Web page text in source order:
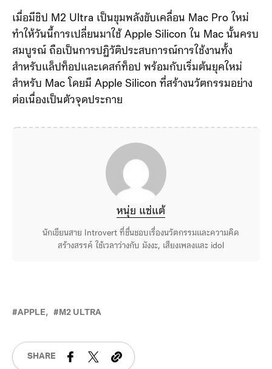
เมื่อมีชิป M2 Ultra เป็นขุมพลังขับเคลื่อน Mac Pro ใหม่
ทำให้วันนี้การเปลี่ยนมาใช้ Apple Silicon ใน Mac นั้นครบ
สมบูรณ์ ถือเป็นการปฏิวัติประสบการณ์การใช้งานทั้ง
สำหรับแล็ปท็อปและเดสก์ท็อป พร้อมกับเริ่มต้นยุคใหม่
สำหรับ Mac โดยมี Apple Silicon ที่สร้างนวัตกรรมอย่าง
ต่อเนื่องเป็นตัวจุดประกาย
หนุ่ย แซ่แต้
นักเขียนสาย Introvert ที่ชื่นชอบเรื่องนวัตกรรมและความคิด
สร้างสรรค์ ใช้เวลาว่างกับ มังงะ, เสียงเพลงและ idol
APPLE M2 ULTRA
SHARE